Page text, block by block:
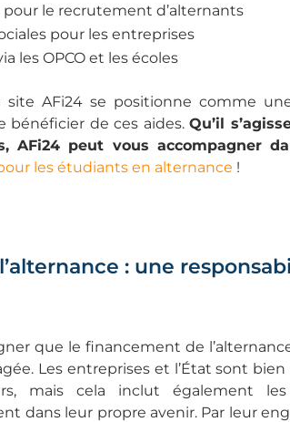
le recrutement d’alternants
pour les entreprises
les OPCO et les écoles
site AFi24 se positionne comme
bénéficier de ces aides.Qu’il
AFi24 peut vous accompagner
les étudiants en alternance !
: une
que le financement de
Les entreprises et l’État sont
mais cela inclut également
dans leur propre avenir. Par leur